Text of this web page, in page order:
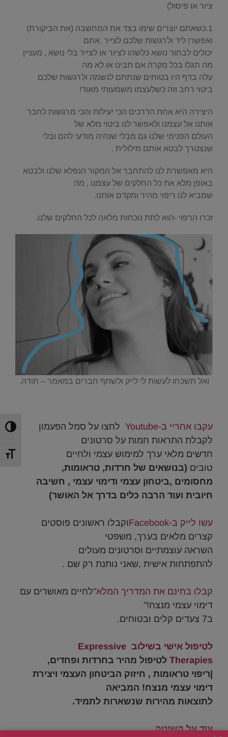
מתג
ציור או פיסול)
1.כשאתם יוצרים שימו בצד את המחשבה (את הביקורת)
ואפשרו ליד ולרגשות שלכם לצייר .אתם
יכולים לבחור נושא כלשהו לציור או לצייר בלי נושא , מעניין
מה תגלו בכל מקרה אם תבינו או לא מה
עלה בדף היו בטוחים שנתתם לנשמה ולרגשות שלכם
ביטוי רחב וזה כשלעצמו משמעותי מאוד!
היצירה היא אחת הדרכים הכי יעילות והכי מרגשות לחבר
אותנו אל עצמנו ולאפשר לנו ביטוי מלא של
העולם הפנימי שלנו גם מבלי שנהיה מודעי להם ובלי
שנצטרך לבטא אותם מילולית .
היא מאפשרת לנו להתחבר אל המקור הנפלא שלנו ולבטא
באופן מלא את כל החלקים של עצמנו , מה
שמביא לנו ריפוי מהיר ומקדם אותנו.
זכרו הרפוי -הוא לתת נוכחות מלאה לכל החלקים שלנו.
.ואל תשכחו לעשות לי לייק ולשתף חברים במאמר – תודה
עקבו אחריי ב-Youtube
לחצו על סמל הפעמון
לקבלת התראות חמות על סרטונים
חדשים מלאי ערך למימוש עצמי ולחיים
טובים (בנושאים של חרדות, טראומות,
מחסומים ,ביטחון עצמי ודימוי עצמי , חשיבה
חיובית ועוד הרבה כלים בדרך אל האושר)
עשו לייק ב-Facebook
וקבלו ראשונים פוסטים
קצרים מלאים בערך, משפטי
השראה עוצמתיים וסרטונים מעולים
להתפתחות אישית ,שאני נותנת רק שם .
קבלו בחינם את המדריך המלא"לחיים מאושרים עם
דימוי עצמי מנצח!"
ב7 צעדים קלים ובטוחים.
לטיפול אישי בשילוב Expressive
Therapies לטיפול מהיר בחרדות ופחדים,
|ריפוי טראומות , חיזוק הביטחון העצמי ויצירת
דימוי עצמי מנצח! המביאה
לתוצאות מהירות שנשארות לתמיד.
עוד על השיטה